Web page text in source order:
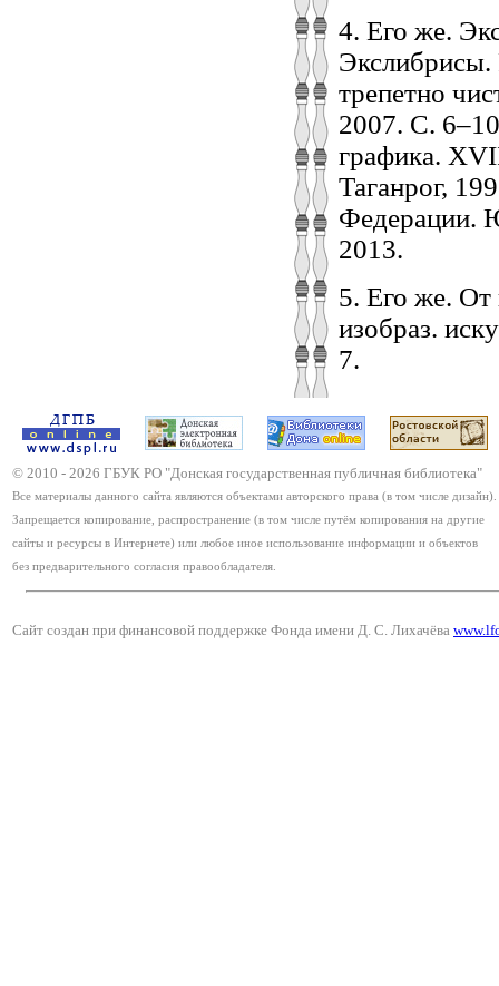
4. Его же.
трепетно
2007. С.
графика.
Таганрог,
Федерации.
2013.
5. Его же. От
изобраз.
7.
© 2010 - 2026 ГБУК РО "Донская государственная публичная библиотека"
Все материалы данного сайта являются объектами авторского права (в том числе дизайн).
Запрещается копирование, распространение (в том числе путём копирования на другие
сайты и ресурсы в Интернете) или любое иное использование информации и объектов
без предварительного согласия правообладателя.
Сайт создан при финансовой поддержке Фонда имени Д. С. Лихачёва